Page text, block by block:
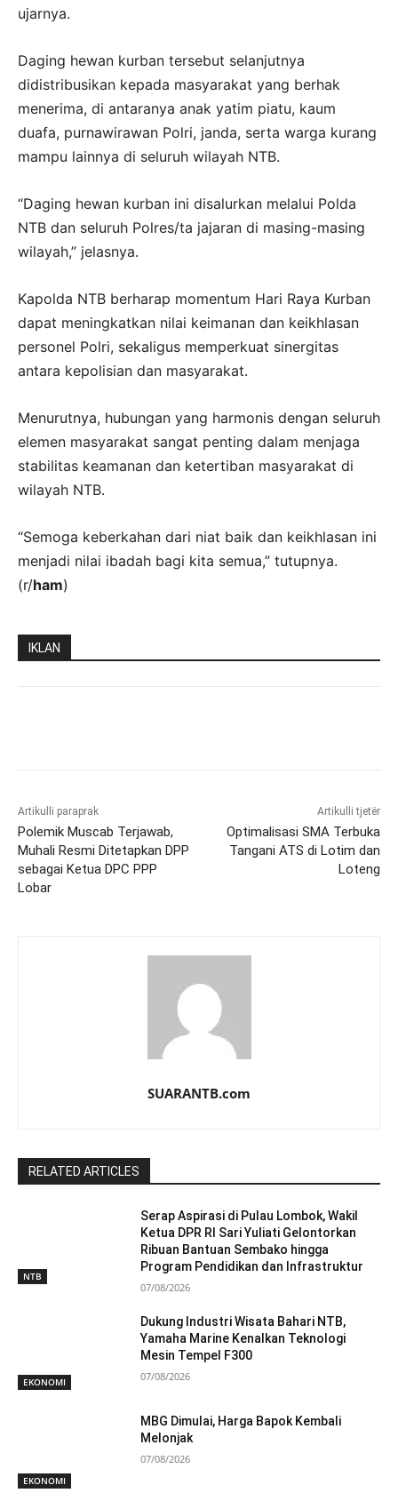
ujarnya.
Daging hewan kurban tersebut selanjutnya
didistribusikan kepada masyarakat yang berhak
menerima, di antaranya anak yatim piatu, kaum
duafa, purnawirawan Polri, janda, serta warga kurang
mampu lainnya di seluruh wilayah NTB.
“Daging hewan kurban ini disalurkan melalui Polda
NTB dan seluruh Polres/ta jajaran di masing-masing
wilayah,” jelasnya.
Kapolda NTB berharap momentum Hari Raya Kurban
dapat meningkatkan nilai keimanan dan keikhlasan
personel Polri, sekaligus memperkuat sinergitas
antara kepolisian dan masyarakat.
Menurutnya, hubungan yang harmonis dengan seluruh
elemen masyarakat sangat penting dalam menjaga
stabilitas keamanan dan ketertiban masyarakat di
wilayah NTB.
“Semoga keberkahan dari niat baik dan keikhlasan ini
menjadi nilai ibadah bagi kita semua,” tutupnya.
(r/ham)
IKLAN
Artikulli paraprak
Polemik Muscab Terjawab,
Muhali Resmi Ditetapkan DPP
sebagai Ketua DPC PPP
Lobar
Artikulli tjetër
Optimalisasi SMA Terbuka
Tangani ATS di Lotim dan
Loteng
SUARANTB.com
RELATED ARTICLES
NTB
Serap Aspirasi di Pulau Lombok, Wakil
Ketua DPR RI Sari Yuliati Gelontorkan
Ribuan Bantuan Sembako hingga
Program Pendidikan dan Infrastruktur
07/08/2026
EKONOMI
Dukung Industri Wisata Bahari NTB,
Yamaha Marine Kenalkan Teknologi
Mesin Tempel F300
07/08/2026
EKONOMI
MBG Dimulai, Harga Bapok Kembali
Melonjak
07/08/2026